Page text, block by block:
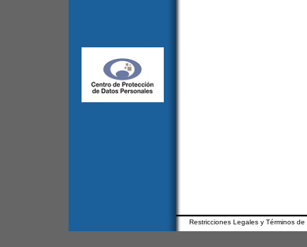
Restricciones Legales y Términos de